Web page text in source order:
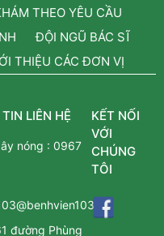
THEO YÊU CẦU
ĐỘI NGŨ BÁC SĨ
THIỆU CÁC ĐƠN VỊ
LIÊN HỆ
nóng :0967
đường Phùng
KẾT NỐI
VỚI
CHÚNG
TÔI